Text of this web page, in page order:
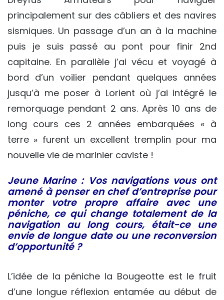
principalement sur des câbliers et des navires
sismiques. Un passage d’un an à la machine
puis je suis passé au pont pour finir 2nd
capitaine. En parallèle j’ai vécu et voyagé à
bord d’un voilier pendant quelques années
jusqu’à me poser à Lorient où j’ai intégré le
remorquage pendant 2 ans. Après 10 ans de
long cours ces 2 années embarquées « à
terre » furent un excellent tremplin pour ma
nouvelle vie de marinier caviste !
Jeune Marine : Vos navigations vous ont
amené à penser en chef d’entreprise pour
monter votre propre affaire avec une
péniche, ce qui change totalement de la
navigation au long cours, était-ce une
envie de longue date ou une reconversion
d’opportunité ?
L’idée de la péniche la Bougeotte est le fruit
d’une longue réflexion entamée au début de